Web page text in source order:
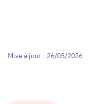
Mise à jour - 26/05/2026